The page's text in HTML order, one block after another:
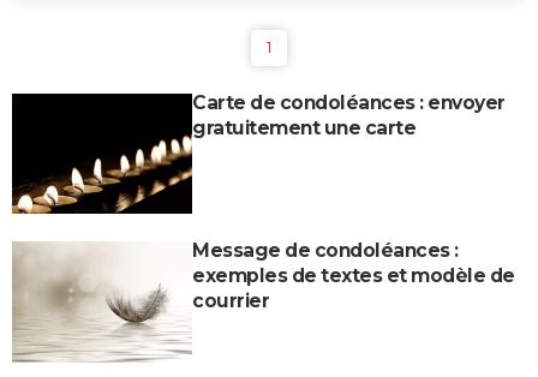
1
Carte de condoléances : envoyer
gratuitement une carte
Message de condoléances :
exemples de textes et modèle de
courrier